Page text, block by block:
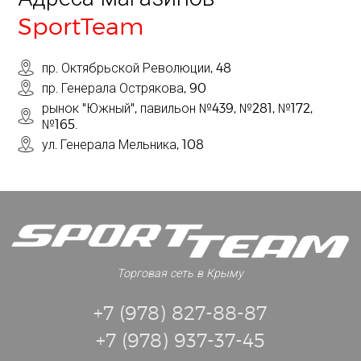
SportTeam
пр. Октябрьской Революции, 48
пр. Генерала Острякова, 90
рынок "Южный", павильон №439, №281, №172,
№165.
ул. Генерала Мельника, 108
Торговая сеть в Крыму
+7 (978) 827-88-87
+7 (978) 937-37-45